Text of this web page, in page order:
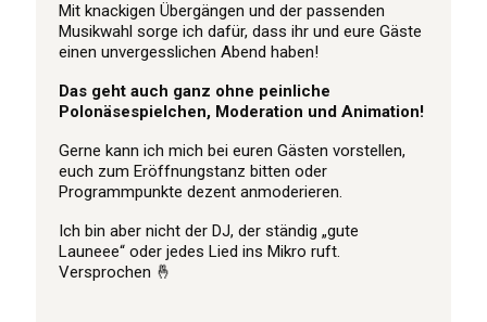
Mit knackigen Übergängen und der passenden
Musikwahl sorge ich dafür, dass ihr und eure Gäste
einen unvergesslichen Abend haben!
Das geht auch ganz ohne peinliche
Polonäsespielchen, Moderation und Animation!
Gerne kann ich mich bei euren Gästen vorstellen,
euch zum Eröffnungstanz bitten oder
Programmpunkte dezent anmoderieren.
Ich bin aber nicht der DJ, der ständig „gute
Launeee“ oder jedes Lied ins Mikro ruft.
Versprochen 🤞